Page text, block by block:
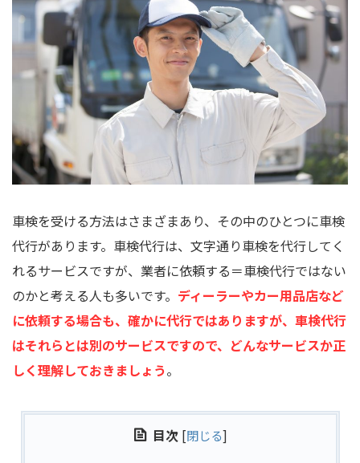
車検を受ける方法はさまざまあり、その中のひとつに車検
代行があります。車検代行は、文字通り車検を代行してく
れるサービスですが、業者に依頼する＝車検代行ではない
のかと考える人も多いです。 ディーラーやカー用品店など
に依頼する場合も、確かに代行ではありますが、車検代行
はそれらとは別のサービスですので、どんなサービスか正
しく理解しておきましょう。
目次 [閉じる]